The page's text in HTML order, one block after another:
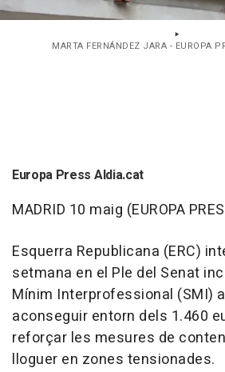
MARTA FERNÁNDEZ JARA - EUROPA
Europa Press Aldia.cat
MADRID 10 maig (EUROPA
Esquerra Republicana (ERC)
setmana en el Ple del Senat
Mínim Interprofessional (SMI)
aconseguir entorn dels 1.460
reforçar les mesures de
lloguer en zones tensionades.